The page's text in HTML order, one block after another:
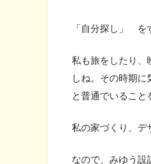
「自分探し」 を
私も旅をしたり、
しね。その時期
と普通でいること
私の家づくり、デ
なので、みゆう